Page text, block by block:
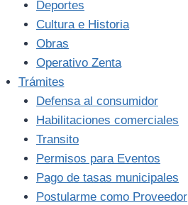
Deportes
Cultura e Historia
Obras
Operativo Zenta
Trámites
Defensa al consumidor
Habilitaciones comerciales
Transito
Permisos para Eventos
Pago de tasas municipales
Postularme como Proveedor